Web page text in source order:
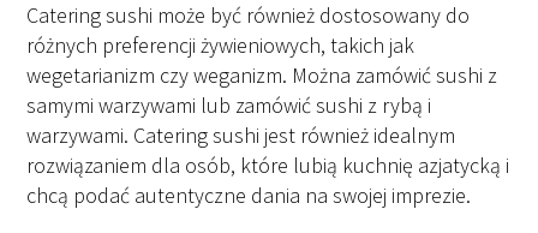
Catering sushi może być również dostosowany do
różnych preferencji żywieniowych, takich jak
wegetarianizm czy weganizm. Można zamówić sushi z
samymi warzywami lub zamówić sushi z rybą i
warzywami. Catering sushi jest również idealnym
rozwiązaniem dla osób, które lubią kuchnię azjatycką i
chcą podać autentyczne dania na swojej imprezie.